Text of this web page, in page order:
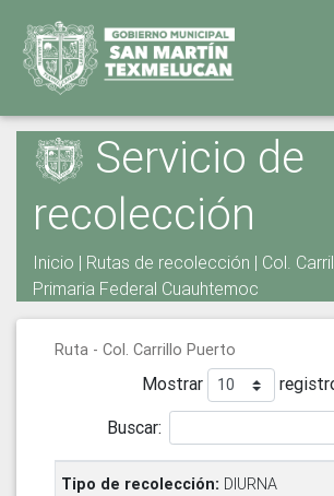
Servicio de
recolección
Inicio | Rutas de recolección | Col.
Primaria Federal Cuauhtemoc
Ruta - Col. Carrillo Puerto
Mostrar
Buscar:
DIURNA